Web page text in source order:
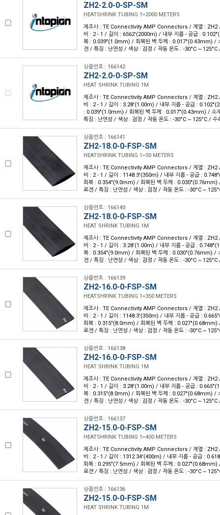
ZH2-2.0-0-SP-SM
HEATSHRINK TUBING 1=2000 METERS
제조사 : TE Connectivity AMP Connectors / 계열 : ZH2
비 : 2 - 1 / 길이 : 6562'(2000m) / 내부 지름 - 공급 :
복 : 0.039"(1.0mm) / 회복된 벽 두께 : 0.017"(0.43mm) /
겐 / 특징 : 난연성 / 색상 : 검정 / 작동 온도 : -30°C ~ 125°C
상품번호 : 166142
ZH2-2.0-0-SP-SM
HEAT SHRINK TUBING 1M
제조사 : TE Connectivity AMP Connectors / 계열 : ZH2
비 : 2 - 1 / 길이 : 3.28'(1.00m) / 내부 지름 - 공급 :
: 0.039"(1.0mm) / 회복된 벽 두께 : 0.017"(0.43mm) / 소
특징 : 난연성 / 색상 : 검정 / 작동 온도 : -30°C ~ 125°C / 수
상품번호 : 166141
ZH2-18.0-0-FSP-SM
HEATSHRINK TUBING 1=50 METERS
제조사 : TE Connectivity AMP Connectors / 계열 : ZH2
비 : 2 - 1 / 길이 : 1148.3'(350m) / 내부 지름 - 공급 :
회복 : 0.354"(9.0mm) / 회복된 벽 두께 : 0.030"(0.76mm)
로겐 / 특징 : 난연성 / 색상 : 검정 / 작동 온도 : -30°C ~
상품번호 : 166140
ZH2-18.0-0-FSP-SM
HEAT SHRINK TUBING 1M
제조사 : TE Connectivity AMP Connectors / 계열 : ZH2
비 : 2 - 1 / 길이 : 3.28'(1.00m) / 내부 지름 - 공급 :
복 : 0.354"(9.0mm) / 회복된 벽 두께 : 0.030"(0.76mm) /
겐 / 특징 : 난연성 / 색상 : 검정 / 작동 온도 : -30°C ~ 125°C
상품번호 : 166139
ZH2-16.0-0-FSP-SM
HEATSHRINK TUBING 1=350 METERS
제조사 : TE Connectivity AMP Connectors / 계열 : ZH2
비 : 2 - 1 / 길이 : 1148.3'(350m) / 내부 지름 - 공급 :
회복 : 0.315"(8.0mm) / 회복된 벽 두께 : 0.027"(0.68mm)
로겐 / 특징 : 난연성 / 색상 : 검정 / 작동 온도 : -30°C ~
상품번호 : 166138
ZH2-16.0-0-FSP-SM
HEAT SHRINK TUBING 1M
제조사 : TE Connectivity AMP Connectors / 계열 : ZH2
비 : 2 - 1 / 길이 : 3.28'(1.00m) / 내부 지름 - 공급 :
복 : 0.315"(8.0mm) / 회복된 벽 두께 : 0.027"(0.68mm) /
겐 / 특징 : 난연성 / 색상 : 검정 / 작동 온도 : -30°C ~ 125°C
상품번호 : 166137
ZH2-15.0-0-FSP-SM
HEATSHRINK TUBING 1=400 METERS
제조사 : TE Connectivity AMP Connectors / 계열 : ZH2
비 : 2 - 1 / 길이 : 1312.34'(400m) / 내부 지름 - 공급 :
회복 : 0.295"(7.5mm) / 회복된 벽 두께 : 0.027"(0.68mm)
로겐 / 특징 : 난연성 / 색상 : 검정 / 작동 온도 : -30°C ~
상품번호 : 166136
ZH2-15.0-0-FSP-SM
HEAT SHRINK TUBING 1M